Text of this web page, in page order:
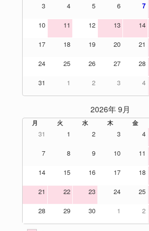
3 4 5 6 7
10 11 12 13 14
17 18 19 20 21
24 25 26 27 28
31 1 2 3 4
2026年 9月
月 火 水 木 金
31 1 2 3 4
7 8 9 10 11
14 15 16 17 18
21 22 23 24 25
28 29 30 1 2